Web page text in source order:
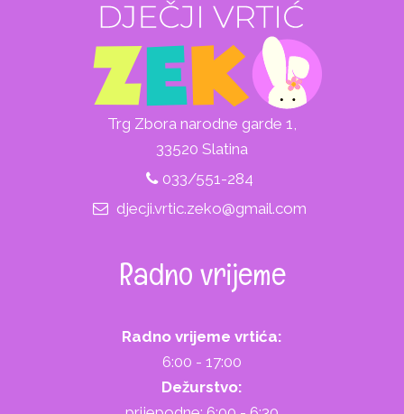
Trg Zbora narodne garde 1,
33520 Slatina
033/551-284
djecji.vrtic.zeko@gmail.com
Radno vrijeme
Radno vrijeme vrtića:
6:00 - 17:00
Dežurstvo: